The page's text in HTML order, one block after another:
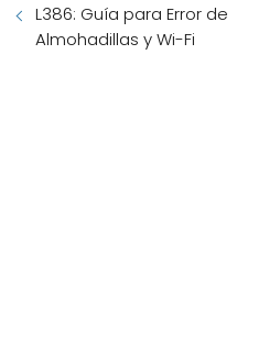
L386: Guía para Error de
Almohadillas y Wi-Fi